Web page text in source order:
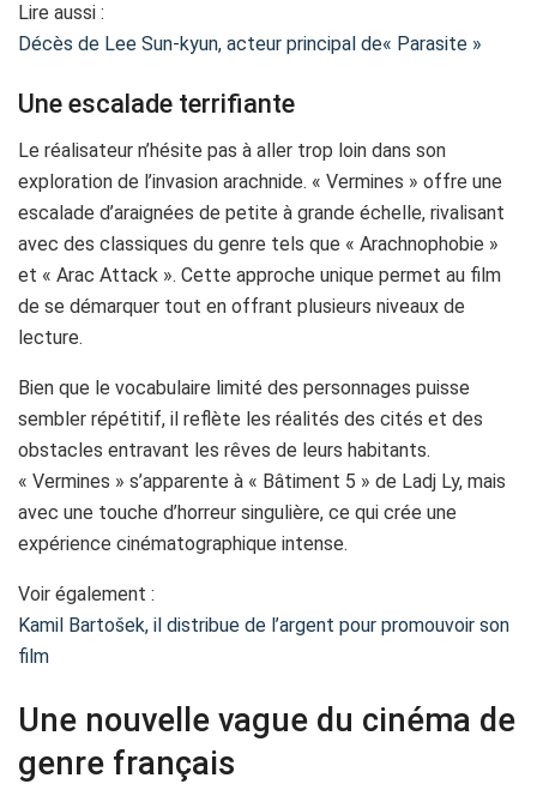
Lire aussi :
Décès de Lee Sun-kyun, acteur principal de« Parasite »
Une escalade terrifiante
Le réalisateur n’hésite pas à aller trop loin dans son
exploration de l’invasion arachnide. « Vermines » offre une
escalade d’araignées de petite à grande échelle, rivalisant
avec des classiques du genre tels que « Arachnophobie »
et « Arac Attack ». Cette approche unique permet au film
de se démarquer tout en offrant plusieurs niveaux de
lecture.
Bien que le vocabulaire limité des personnages puisse
sembler répétitif, il reflète les réalités des cités et des
obstacles entravant les rêves de leurs habitants.
« Vermines » s’apparente à « Bâtiment 5 » de Ladj Ly, mais
avec une touche d’horreur singulière, ce qui crée une
expérience cinématographique intense.
Voir également :
Kamil Bartošek, il distribue de l’argent pour promouvoir son
film
Une nouvelle vague du cinéma de
genre français